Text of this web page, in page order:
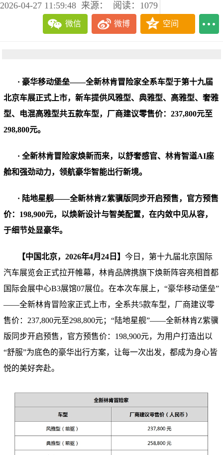
2026-04-27 11:59:48 来源： 阅读：1079
微信 微博 空间
· 豪华移动堡垒——全新林肯冒险家全系车型于第十九届
北京车展正式上市，新车提供风雅型、典雅型、高雅型、奢雅
型、电混高雅型共五款车型，厂商建议零售价：237,800元至
298,800元。
·全新林肯冒险家焕新而来，以舒奢感官、林肯智道AI座
舱和强劲动力，领航豪华智能出行新境。
· 陆地星舰——全新林肯Z紫骥版同步开启预售，官方预售
价：198,900元，以焕新设计与智美配置，在内敛中见从容，
于细节处显豪华。
【中国北京，2026年4月24日】今日，第十九届北京国际
汽车展览会正式拉开帷幕，林肯品牌携旗下焕新阵容亮相首都
国际会展中心B3展馆07展位。在本次车展上，“豪华移动堡垒”
——全新林肯冒险家正式上市，全系共5款车型，厂商建议零
售价：237,800元至298,800元；“陆地星舰”——全新林肯Z紫骥
版同步开启预售，官方预售价：198,900元，为用户打造出以
“舒服”为底色的豪华出行方案，让每一次出发，都成为身心皆
悦的美好奔赴。